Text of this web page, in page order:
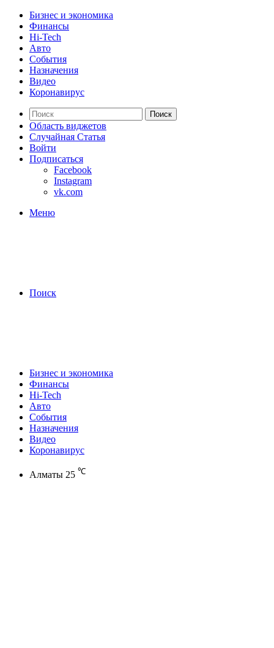
Бизнес и экономика
Финансы
Hi-Tech
Авто
События
Назначения
Видео
Коронавирус
Поиск
Область виджетов
Случайная Статья
Войти
Подписаться
Facebook
Instagram
vk.com
Меню
Поиск
Бизнес и экономика
Финансы
Hi-Tech
Авто
События
Назначения
Видео
Коронавирус
Алматы 25 ℃